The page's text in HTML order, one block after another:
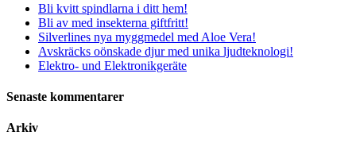
Bli kvitt spindlarna i ditt hem!
Bli av med insekterna giftfritt!
Silverlines nya myggmedel med Aloe Vera!
Avskräcks oönskade djur med unika ljudteknologi!
Elektro- und Elektronikgeräte
Senaste kommentarer
Arkiv